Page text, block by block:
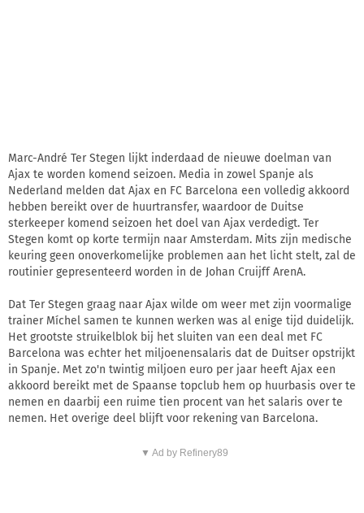
Marc-André Ter Stegen lijkt inderdaad de nieuwe doelman van
Ajax te worden komend seizoen. Media in zowel Spanje als
Nederland melden dat Ajax en FC Barcelona een volledig akkoord
hebben bereikt over de huurtransfer, waardoor de Duitse
sterkeeper komend seizoen het doel van Ajax verdedigt. Ter
Stegen komt op korte termijn naar Amsterdam. Mits zijn medische
keuring geen onoverkomelijke problemen aan het licht stelt, zal de
routinier gepresenteerd worden in de Johan Cruijff ArenA.
Dat Ter Stegen graag naar Ajax wilde om weer met zijn voormalige
trainer Míchel samen te kunnen werken was al enige tijd duidelijk.
Het grootste struikelblok bij het sluiten van een deal met FC
Barcelona was echter het miljoenensalaris dat de Duitser opstrijkt
in Spanje. Met zo'n twintig miljoen euro per jaar heeft Ajax een
akkoord bereikt met de Spaanse topclub hem op huurbasis over te
nemen en daarbij een ruime tien procent van het salaris over te
nemen. Het overige deel blijft voor rekening van Barcelona.
▼ Ad by Refinery89